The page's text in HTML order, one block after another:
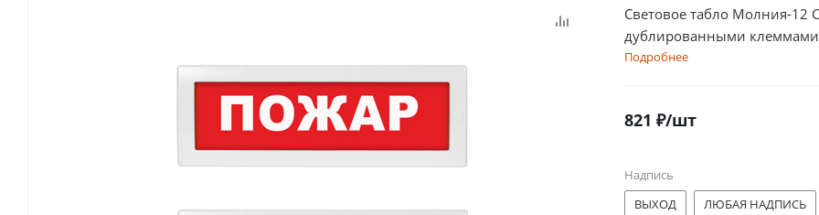
Световое табло Молния-12
дублированными клеммами
Подробнее
821 ₽/шт
Надпись
ВЫХОД
ЛЮБАЯ НАДПИСЬ